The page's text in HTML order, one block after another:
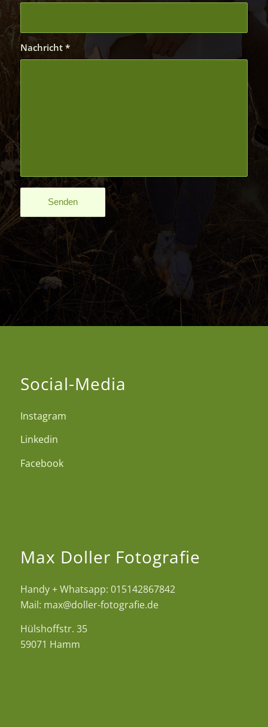
Nachricht *
Social-Media
Instagram
Linkedin
Facebook
Max Doller Fotografie
Handy + Whatsapp: 015142867842
Mail: max@doller-fotografie.de
Hülshoffstr. 35
59071 Hamm